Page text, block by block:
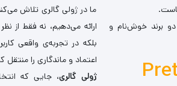
دو برند خوش‌نام و
ما در ژولی گالری تلاش
ارائه می‌دهیم، نه فقط از
بلکه در تجربه‌ی واقعی
اعتماد و ماندگاری را منتقل
ژولی گالری، جایی که